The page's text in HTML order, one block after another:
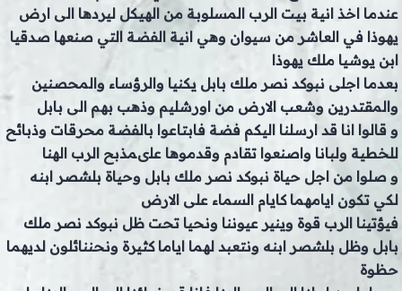
عندما اخذ انية بيت الرب المسلوبة من الهيكل ليردها الى ارض
يهوذا في العاشر من سيوان وهي انية الفضة التي صنعها صدقيا
ابن يوشيا ملك يهوذا
بعدما اجلى نبوكد نصر ملك بابل يكنيا والرؤساء والمحصنين
والمقتدرين وشعب الارض من اورشليم وذهب بهم الى بابل
و قالوا انا قد ارسلنا اليكم فضة فابتاعوا بالفضة محرقات وذبائح
للخطية ولبانا واصنعوا تقادم وقدموها علىمذبح الرب الهنا
و صلوا من اجل حياة نبوكد نصر ملك بابل وحياة بلشصر ابنه
لكي تكون ايامهما كايام السماء على الارض
فيؤتينا الرب قوة وينير عيوننا ونحيا تحت ظل نبوكد نصر ملك
بابل وظل بلشصر ابنه ونتعبد لهما اياما كثيرة ونحننائلون لديهما
حظوة